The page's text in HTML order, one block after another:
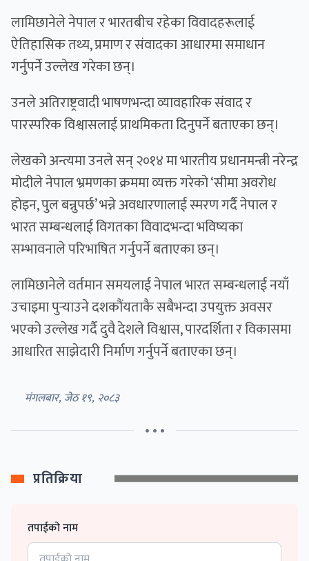
लामिछानेले नेपाल र भारतबीच रहेका विवादहरूलाई
ऐतिहासिक तथ्य, प्रमाण र संवादका आधारमा समाधान
गर्नुपर्ने उल्लेख गरेका छन्।
उनले अतिराष्ट्रवादी भाषणभन्दा व्यावहारिक संवाद र
पारस्परिक विश्वासलाई प्राथमिकता दिनुपर्ने बताएका छन्।
लेखको अन्त्यमा उनले सन् २०१४ मा भारतीय प्रधानमन्त्री नरेन्द्र
मोदीले नेपाल भ्रमणका क्रममा व्यक्त गरेको ‘सीमा अवरोध
होइन, पुल बन्नुपर्छ’ भन्ने अवधारणालाई स्मरण गर्दै नेपाल र
भारत सम्बन्धलाई विगतका विवादभन्दा भविष्यका
सम्भावनाले परिभाषित गर्नुपर्ने बताएका छन्।
लामिछानेले वर्तमान समयलाई नेपाल भारत सम्बन्धलाई नयाँ
उचाइमा पुर्‍याउने दशकौंयताकै सबैभन्दा उपयुक्त अवसर
भएको उल्लेख गर्दै दुवै देशले विश्वास, पारदर्शिता र विकासमा
आधारित साझेदारी निर्माण गर्नुपर्ने बताएका छन्।
मंगलबार, जेठ १९, २०८३
• • •
प्रतिक्रिया
तपाईको नाम